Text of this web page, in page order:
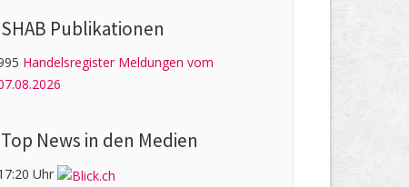
SHAB Publi­kati­onen
Handelsregister Meldungen vom
Top News in den Medien
Uhr